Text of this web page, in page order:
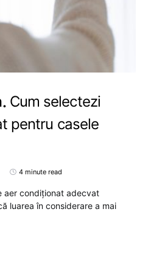
Cum selectezi
pentru casele
4 minute read
aer condiționat adecvat
luarea în considerare a mai